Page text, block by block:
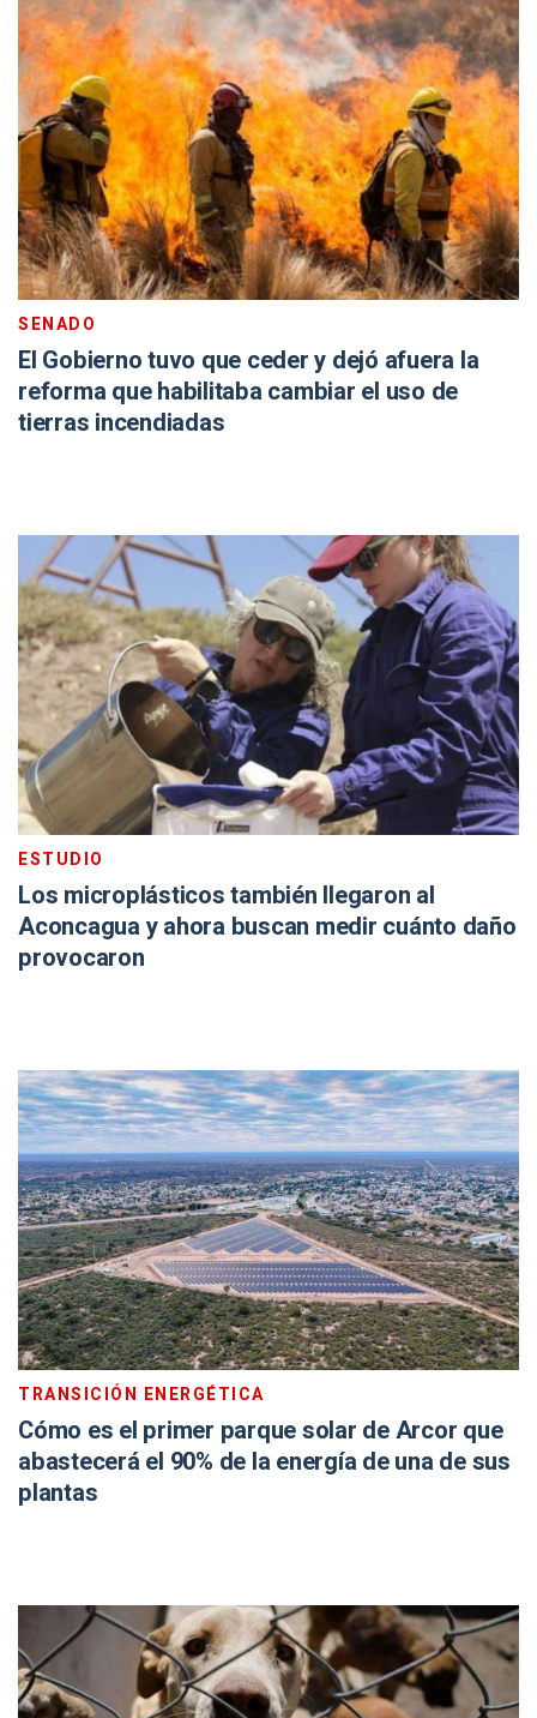
SENADO
El Gobierno tuvo que ceder y dejó afuera la
reforma que habilitaba cambiar el uso de
tierras incendiadas
ESTUDIO
Los microplásticos también llegaron al
Aconcagua y ahora buscan medir cuánto daño
provocaron
TRANSICIÓN ENERGÉTICA
Cómo es el primer parque solar de Arcor que
abastecerá el 90% de la energía de una de sus
plantas